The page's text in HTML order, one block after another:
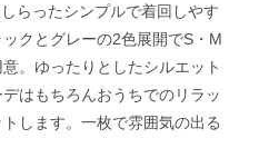
らったシンプルで着回しやす
クとグレーの2色展開でS・M
。ゆったりとしたシルエット
はもちろんおうちでのリラッ
します。一枚で雰囲気の出る